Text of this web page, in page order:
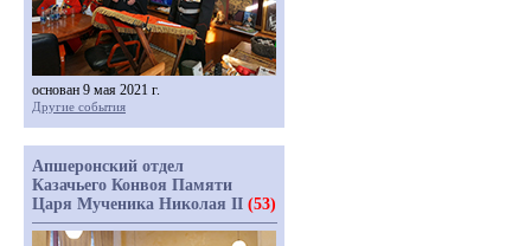
основан 9 мая 2021 г.
Другие события
Апшеронский отдел
Казачьего Конвоя Памяти
Царя Мученика Николая II (53)